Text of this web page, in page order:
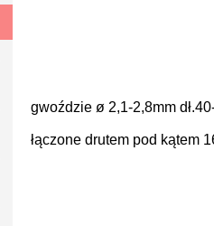
gwoździe ø 2,1-2,8mm
łączone drutem pod kątem